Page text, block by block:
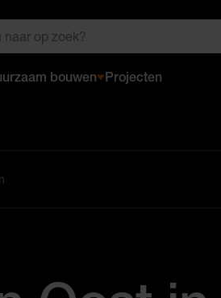
Aberson
Close Search
bouwen Projecten